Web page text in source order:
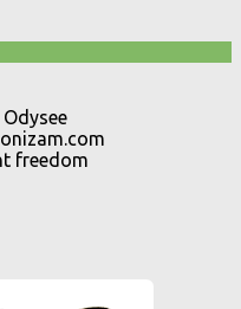
freedom